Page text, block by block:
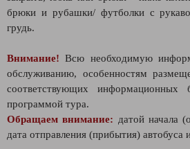
брюки и рубашки/ футболки с
грудь.
Внимание! Всю необходимую
обслуживанию, особенностям
соответствующих
программой тура.
Обращаем внимание: датой начала
дата отправления (прибытия) автобуса